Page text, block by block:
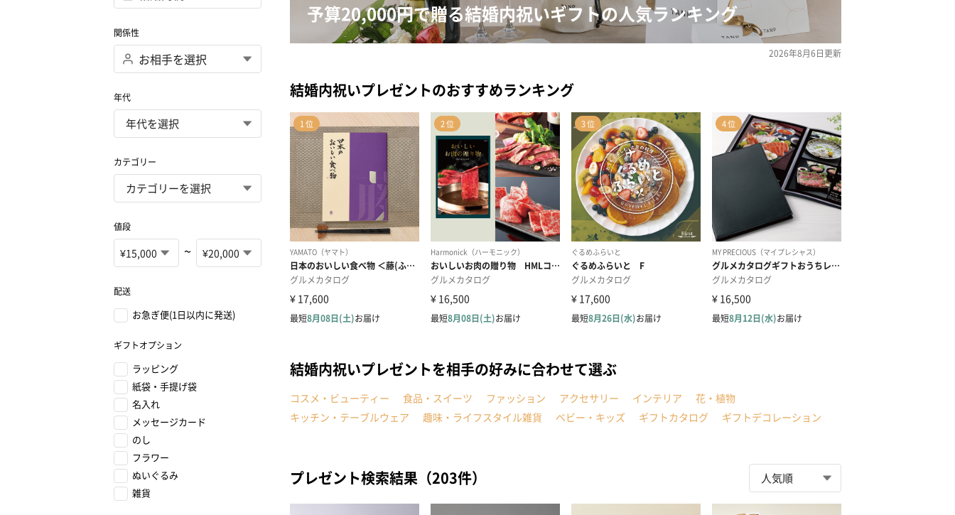
関係性
年代
カテゴリー
値段
~
配送
お急ぎ便(1日以内に発送)
ギフトオプション
ラッピング
紙袋・手提げ袋
名入れ
メッセージカード
のし
フラワー
ぬいぐるみ
雑貨
予算20,000円で贈る結婚内祝いギフトの人気ランキング
2026年8月6日更新
結婚内祝いプレゼントのおすすめランキング
結婚内祝いプレゼントを相手の好みに合わせて選ぶ
コスメ・ビューティー 食品・スイーツ ファッション アクセサリー インテリア
花・植物
キッチン・テーブルウェア
趣味・ライフスタイル雑貨 ベビー・キッズ ギフトカタログ ギフトデコレーション
プレゼント検索結果（203件）